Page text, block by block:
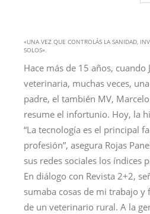
«UNA VEZ QUE CONTROLÁS LA SANIDAD,
SOLOS».
Hace más de 15 años,
veterinaria, muchas veces,
padre, el también MV,
resume el infortunio. Hoy, la
“La tecnología es el principal
profesión”, asegura Rojas
sus redes sociales los índices
En diálogo con Revista 2+2,
sumaba cosas de mi trabajo
de un veterinario rural. A la